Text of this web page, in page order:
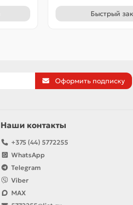
Быстрый
Оформить подписку
Наши контакты
+375 (44) 5772255
WhatsApp
Telegram
Viber
MAX